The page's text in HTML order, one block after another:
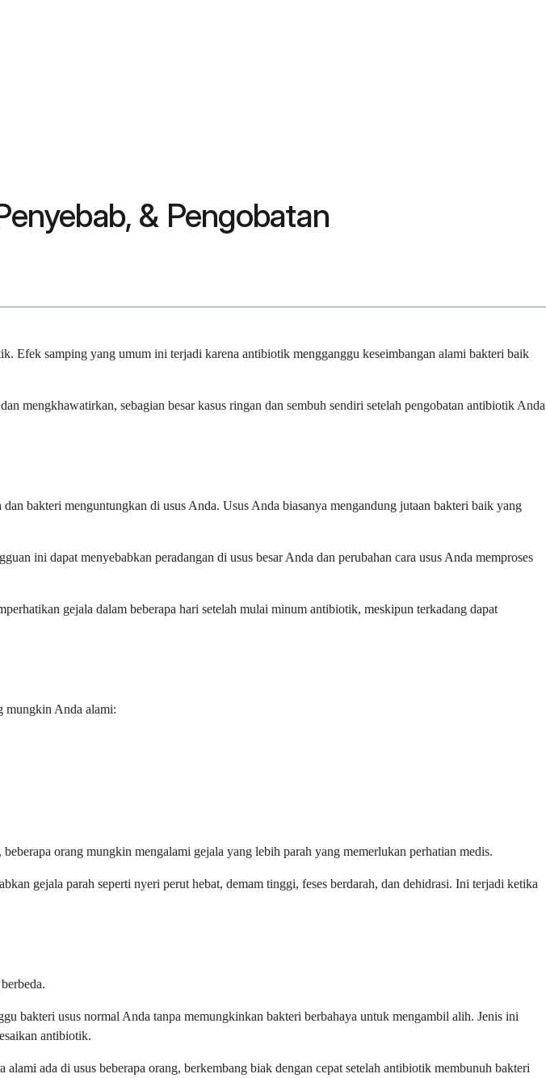
& Pengobatan
Efek samping yang umum ini terjadi karena antibiotik mengganggu keseimbangan alami bakteri baik
mengkhawatirkan, sebagian besar kasus ringan dan sembuh sendiri setelah pengobatan antibiotik Anda
bakteri menguntungkan di usus Anda. Usus Anda biasanya mengandung jutaan bakteri baik yang
ini dapat menyebabkan peradangan di usus besar Anda dan perubahan cara usus Anda memproses
gejala dalam beberapa hari setelah mulai minum antibiotik, meskipun terkadang dapat
mungkin Anda alami:
orang mungkin mengalami gejala yang lebih parah yang memerlukan perhatian medis.
gejala parah seperti nyeri perut hebat, demam tinggi, feses berdarah, dan dehidrasi. Ini terjadi ketika
bakteri usus normal Anda tanpa memungkinkan bakteri berbahaya untuk mengambil alih. Jenis ini
antibiotik.
ada di usus beberapa orang, berkembang biak dengan cepat setelah antibiotik membunuh bakteri